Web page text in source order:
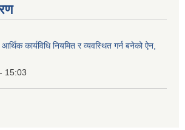
आर्थिक कार्यविधि नियमित र व्यवस्थित गर्न बनेको ऐन,
15:03